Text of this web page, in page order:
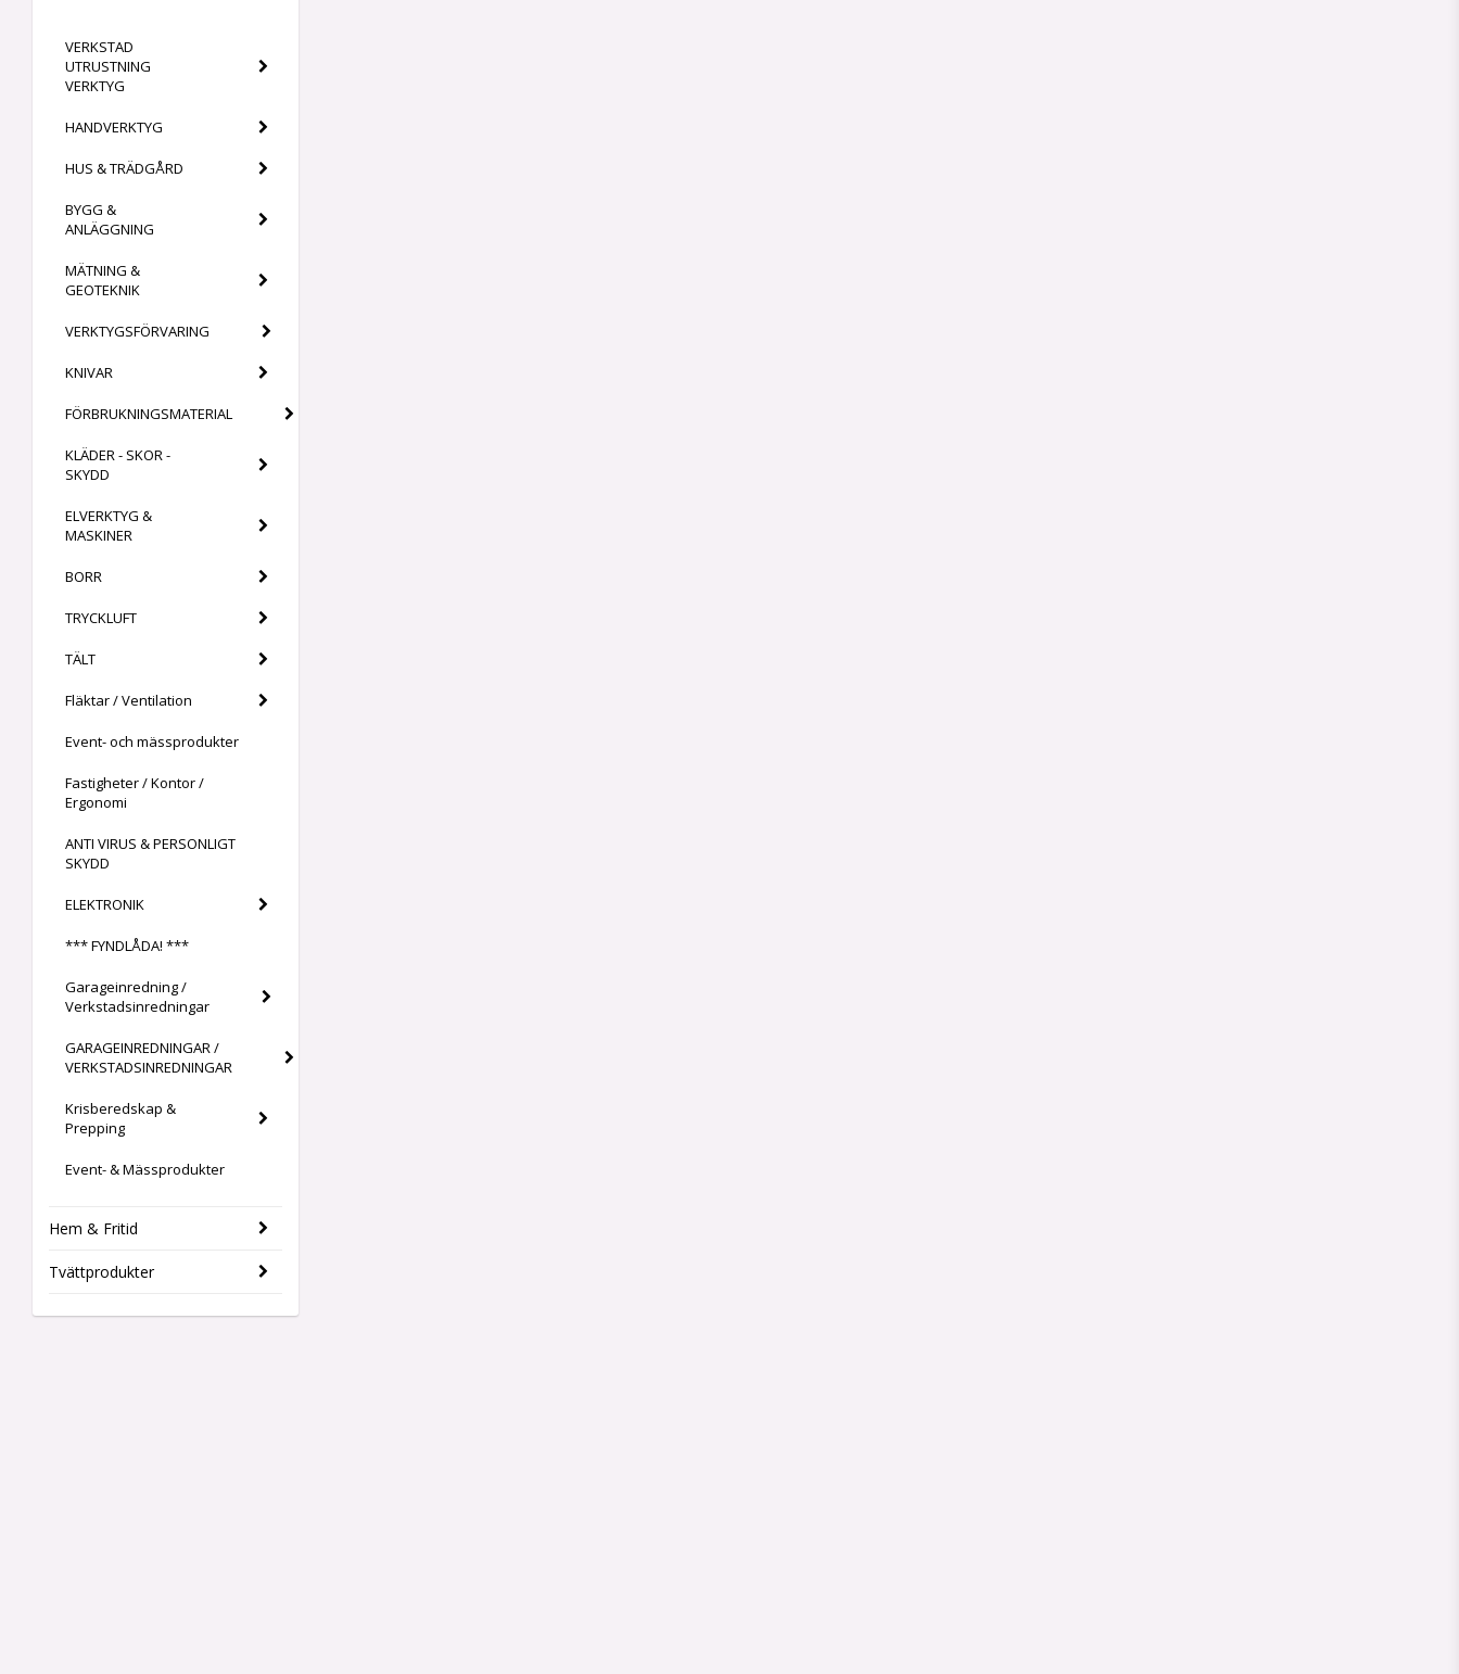
VERKSTAD
UTRUSTNING
VERKTYG
HANDVERKTYG
HUS & TRÄDGÅRD
BYGG &
ANLÄGGNING
MÄTNING &
GEOTEKNIK
VERKTYGSFÖRVARING
KNIVAR
FÖRBRUKNINGSMATERIAL
KLÄDER - SKOR -
SKYDD
ELVERKTYG &
MASKINER
BORR
TRYCKLUFT
TÄLT
Fläktar / Ventilation
Event- och mässprodukter
Fastigheter / Kontor /
Ergonomi
ANTI VIRUS & PERSONLIGT
SKYDD
ELEKTRONIK
*** FYNDLÅDA! ***
Garageinredning /
Verkstadsinredningar
GARAGEINREDNINGAR /
VERKSTADSINREDNINGAR
Krisberedskap &
Prepping
Event- & Mässprodukter
Hem & Fritid
Tvättprodukter